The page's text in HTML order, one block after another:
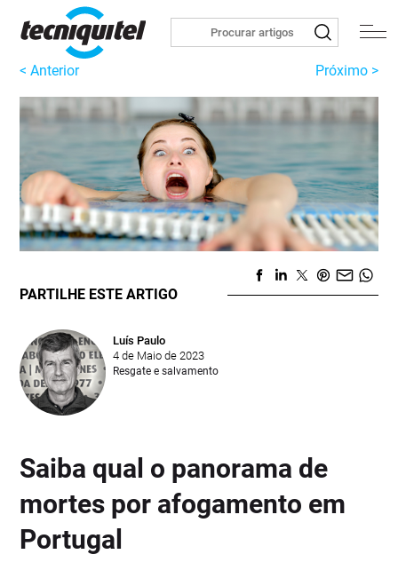
< Anterior Próximo >
PARTILHE ESTE ARTIGO
Luís Paulo
4 de Maio de 2023
Resgate e salvamento
Saiba qual o panorama de
mortes por afogamento em
Portugal